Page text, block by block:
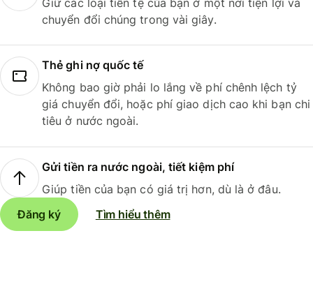
chuyển đổi chúng trong vài giây.
Thẻ ghi nợ quốc tế
Không bao giờ phải lo lắng về phí chênh lệch tỷ
giá chuyển đổi, hoặc phí giao dịch cao khi bạn chi
tiêu ở nước ngoài.
Gửi tiền ra nước ngoài, tiết kiệm phí
Giúp tiền của bạn có giá trị hơn, dù là ở đâu.
Đăng ký
Tìm hiểu thêm